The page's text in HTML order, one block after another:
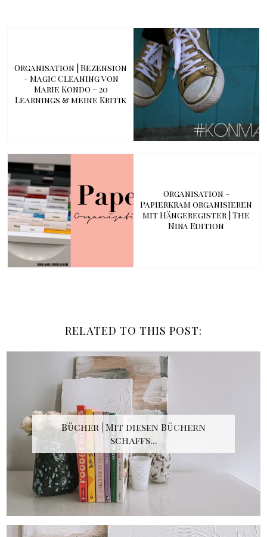
Organisation | Rezension
– Magic Cleaning von
Marie Kondo – 20
Learnings & meine Kritik
Organisation -
Papierkram organisieren
mit Hängeregister | The
Nina Edition
RELATED TO THIS POST:
Bücher | Mit diesen Büchern
schaffs...